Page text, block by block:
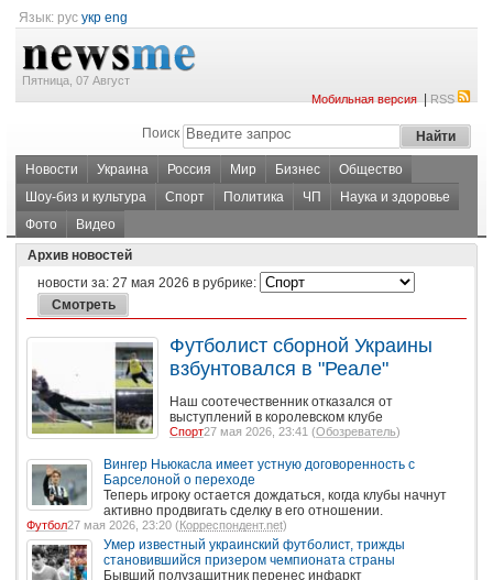
Язык: рус укр eng
Пятница, 07 Август
Мобильная версия|RSS
Поиск
Новости Украина Россия Мир Бизнес
Общество
Шоу-биз и культура
Спорт Политика ЧП
Наука и здоровье
Фото
Видео
Архив новостей
новости за: 27 мая 2026 в рубрике:
Футболист сборной Украины
взбунтовался в "Реале"
Наш соотечественник отказался от
выступлений в королевском клубе
Спорт27 мая 2026, 23:41 (Обозреватель)
Вингер Ньюкасла имеет устную договоренность с
Барселоной о переходе
Теперь игроку остается дождаться, когда клубы начнут
активно продвигать сделку в его отношении.
Футбол27 мая 2026, 23:20 (Корреспондент.net)
Умер известный украинский футболист, трижды
становившийся призером чемпионата страны
Бывший полузащитник перенес инфаркт